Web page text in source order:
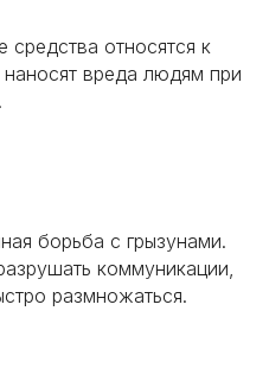
относятся к
вреда людям при
борьба с грызунами.
коммуникации,
размножаться.